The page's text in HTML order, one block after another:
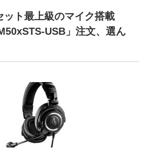
ット最上級のマイク搭載
USB」注文、選ん